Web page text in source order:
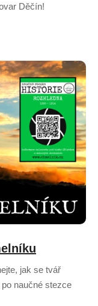
Děčín!
jak se tvář
naučné stezce